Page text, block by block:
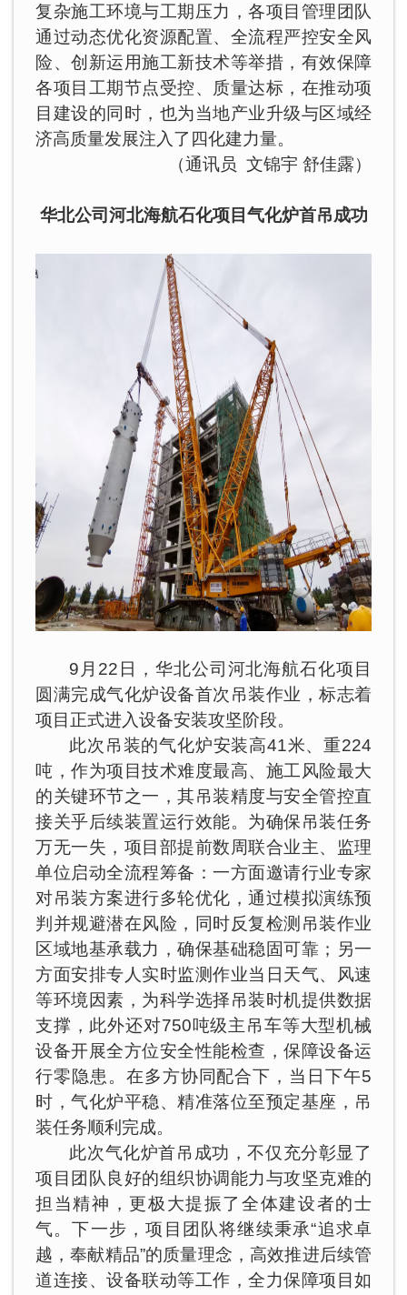
复杂施工环境与工期压力，各项目管理团队
通过动态优化资源配置、全流程严控安全风
险、创新运用施工新技术等举措，有效保障
各项目工期节点受控、质量达标，在推动项
目建设的同时，也为当地产业升级与区域经
济高质量发展注入了四化建力量。
（通讯员 文锦宇 舒佳露）
华北公司河北海航石化项目气化炉首吊成功
9月22日，华北公司河北海航石化项目
圆满完成气化炉设备首次吊装作业，标志着
项目正式进入设备安装攻坚阶段。
此次吊装的气化炉安装高41米、重224
吨，作为项目技术难度最高、施工风险最大
的关键环节之一，其吊装精度与安全管控直
接关乎后续装置运行效能。为确保吊装任务
万无一失，项目部提前数周联合业主、监理
单位启动全流程筹备：一方面邀请行业专家
对吊装方案进行多轮优化，通过模拟演练预
判并规避潜在风险，同时反复检测吊装作业
区域地基承载力，确保基础稳固可靠；另一
方面安排专人实时监测作业当日天气、风速
等环境因素，为科学选择吊装时机提供数据
支撑，此外还对750吨级主吊车等大型机械
设备开展全方位安全性能检查，保障设备运
行零隐患。在多方协同配合下，当日下午5
时，气化炉平稳、精准落位至预定基座，吊
装任务顺利完成。
此次气化炉首吊成功，不仅充分彰显了
项目团队良好的组织协调能力与攻坚克难的
担当精神，更极大提振了全体建设者的士
气。下一步，项目团队将继续秉承“追求卓
越，奉献精品”的质量理念，高效推进后续管
道连接、设备联动等工作，全力保障项目如